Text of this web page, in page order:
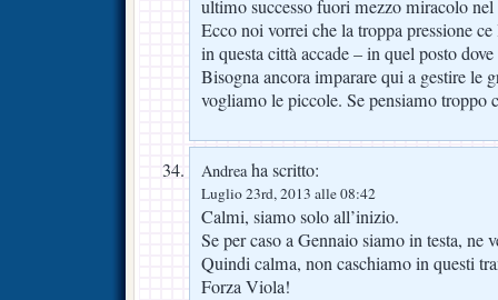
ultimo successo fuori mezzo miracolo
Ecco noi vorrei che la troppa pressione
in questa città accade – in quel posto
Bisogna ancora imparare qui a gestire le
vogliamo le piccole. Se pensiamo troppo
Andreaha scritto:
Luglio 23rd, 2013 alle 08:42
Calmi, siamo solo all’inizio.
Se per caso a Gennaio siamo in testa, ne
Quindi calma, non caschiamo in questi
Forza Viola!